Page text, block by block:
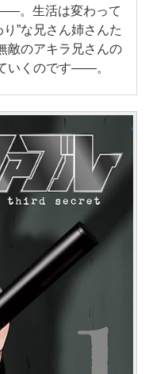
。生活は変わって
”な兄さん姉さんた
敵のアキラ兄さんの
いくのです――。